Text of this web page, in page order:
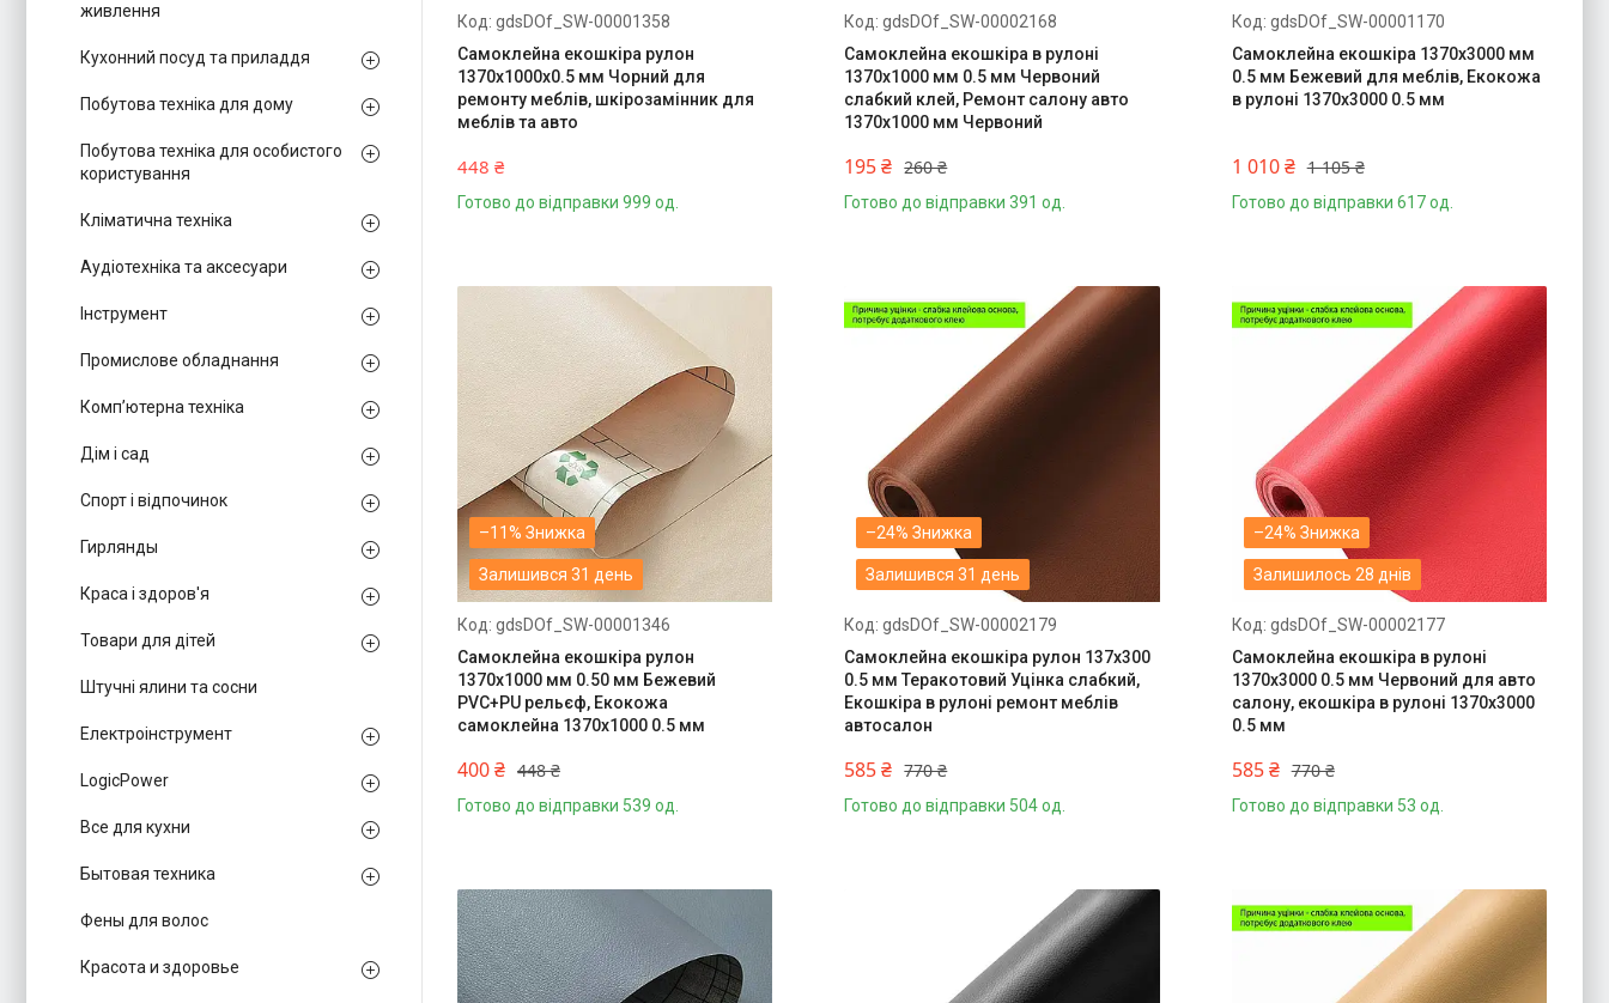
gdsDOf_SW-00001358
Самоклейна екошкіра рулон
1370x1000x0.5 мм Чорний для
ремонту меблів, шкірозамінник для
меблів та авто
448 ₴
Готово до відправки 999 од.
gdsDOf_SW-00002168
Самоклейна екошкіра в рулоні
1370x1000 мм 0.5 мм Червоний
слабкий клей, Ремонт салону авто
1370x1000 мм Червоний
260 ₴
195 ₴
Готово до відправки 391 од.
gdsDOf_SW-00001170
Самоклейна екошкіра 1370х3000 мм
0.5 мм Бежевий для меблів, Екокожа
в рулоні 1370х3000 0.5 мм
1 105 ₴
1 010 ₴
Готово до відправки 617 од.
Залишився 31 день
–11%
gdsDOf_SW-00001346
Самоклейна екошкіра рулон
1370х1000 мм 0.50 мм Бежевий
PVC+PU рельєф, Екокожа
самоклейна 1370х1000 0.5 мм
448 ₴
400 ₴
Готово до відправки 539 од.
Залишився 31 день
–24%
gdsDOf_SW-00002179
Самоклейна екошкіра рулон 137х300
0.5 мм Теракотовий Уцінка слабкий,
Екошкіра в рулоні ремонт меблів
автосалон
770 ₴
585 ₴
Готово до відправки 504 од.
Залишилось 28 днів
–24%
gdsDOf_SW-00002177
Самоклейна екошкіра в рулоні
1370х3000 0.5 мм Червоний для авто
салону, екошкіра в рулоні 1370х3000
0.5 мм
770 ₴
585 ₴
Готово до відправки 53 од.
живлення
Кухонний посуд та приладдя
Побутова техніка для дому
Побутова техніка для особистого
користування
Кліматична техніка
Аудіотехніка та аксесуари
Інструмент
Промислове обладнання
Комп’ютерна техніка
Дім і сад
Спорт і відпочинок
Гирлянды
Краса і здоров'я
Товари для дітей
Штучні ялини та сосни
Електроінструмент
LogicPower
Все для кухни
Бытовая техника
Фены для волос
Красота и здоровье